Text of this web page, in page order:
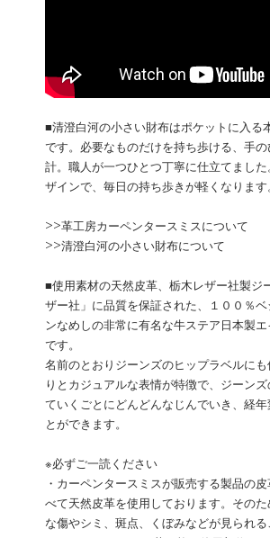
■清澄白河の小さい財布はポケットに入る
です。必要なものだけを持ち歩ける、手
計。職人が一つひとつ丁寧に仕立てまし
ザインで、毎日の持ち歩きが軽くなります
>>革工房カーペンタースミスについて
>>清澄白河の小さい財布について
■使用素材の天然皮革、栃木レザー社製ジ
ザー社」に品質を保証された、１００％ベ
ンなめしの非常に有名な牛ステア日本製
です。
名前のとおりジーンズのヒップラベルに
りとカジュアルな表情が特徴で、ジーン
ていくごとにどんどんなじんでいき、経年
とができます。
※必ずご一読ください
・カーペンタースミスが販売する製品の
べて天然皮革を使用しております。そのた
な傷やシミ、斑点、くぼみなどが見られる